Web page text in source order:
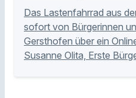
Das Lastenfahrrad aus
sofort von Bürgerinnen
Gersthofen über ein
Susanne Olita, Erste